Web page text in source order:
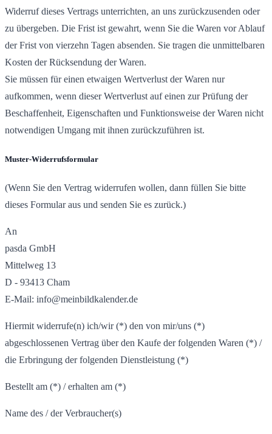
Widerruf dieses Vertrags unterrichten, an uns zurückzusenden oder
zu übergeben. Die Frist ist gewahrt, wenn Sie die Waren vor Ablauf
der Frist von vierzehn Tagen absenden. Sie tragen die unmittelbaren
Kosten der Rücksendung der Waren.
Sie müssen für einen etwaigen Wertverlust der Waren nur
aufkommen, wenn dieser Wertverlust auf einen zur Prüfung der
Beschaffenheit, Eigenschaften und Funktionsweise der Waren nicht
notwendigen Umgang mit ihnen zurückzuführen ist.
Muster-Widerrufsformular
(Wenn Sie den Vertrag widerrufen wollen, dann füllen Sie bitte
dieses Formular aus und senden Sie es zurück.)
An
pasda GmbH
Mittelweg 13
D - 93413 Cham
E-Mail: info@meinbildkalender.de
Hiermit widerrufe(n) ich/wir (*) den von mir/uns (*)
abgeschlossenen Vertrag über den Kaufe der folgenden Waren (*) /
die Erbringung der folgenden Dienstleistung (*)
Bestellt am (*) / erhalten am (*)
Name des / der Verbraucher(s)